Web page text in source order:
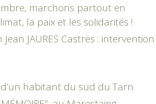
marchons partout en
la paix et les solidarités !
JAURES Castres : intervention
habitant du sud du Tarn